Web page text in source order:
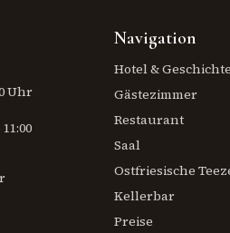
Uhr
Navigation
Hotel & Geschichte
Gästezimmer
Restaurant
Saal
Ostfriesische
Kellerbar
Preise